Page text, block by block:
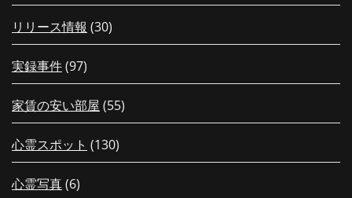
リリース情報 (30)
実録事件(97)
家賃の安い部屋 (55)
心霊スポット (130)
心霊写真(6)